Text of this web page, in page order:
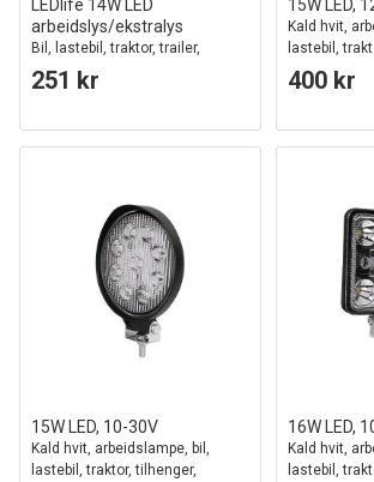
LEDlife 14W LED
arbeidslys/ekstralys
Bil, lastebil, traktor, trailer,
utrykningskjøretøyer, IP67
vanntett, 10-30V
251 kr
15W LED,
Kald hvit,
lastebil,
400 kr
15W LED, 10-30V
Kald hvit, arbeidslampe, bil,
lastebil, traktor, tilhenger,
16W LED,
Kald hvit,
lastebil,